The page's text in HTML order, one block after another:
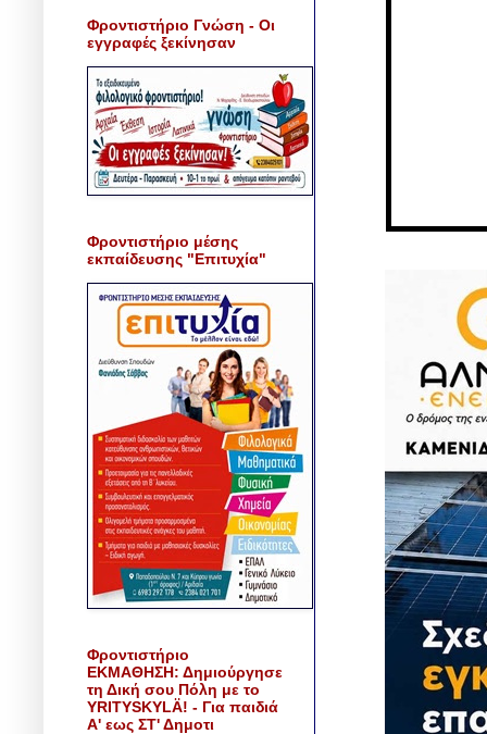
Φροντιστήριο Γνώση - Οι
εγγραφές ξεκίνησαν
Φροντιστήριο μέσης
εκπαίδευσης "Επιτυχία"
Φροντιστήριο
ΕΚΜΑΘΗΣΗ: Δημιούργησε
τη Δική σου Πόλη με το
YRITYSKYLÄ! - Για παιδιά
Α' εως ΣΤ' Δημοτι